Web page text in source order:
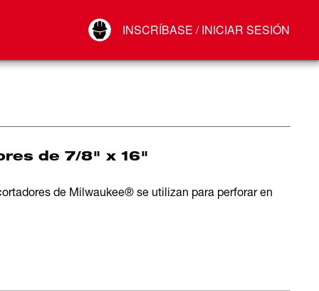
INSCRÍBASE / INICIAR SESIÓN
Conectar
de 7/8" x 16"
de Milwaukee® se utilizan para perforar en